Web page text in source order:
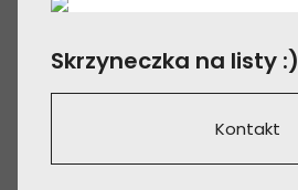
Skrzyneczka na listy :)
Kontakt